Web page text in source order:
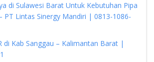
di Sulawesi Barat Untuk Kebutuhan Pipa
PT Lintas Sinergy Mandiri | 0813-1086-
di Kab Sanggau – Kalimantan Barat |